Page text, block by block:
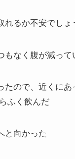
れるか不安でしょ
もなく腹が減って
たので、近くにあ
ふく飲んだ
と向かった